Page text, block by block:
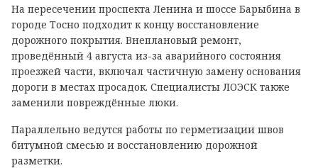
На пересечении проспекта Ленина и шоссе Барыбина в
городе Тосно подходит к концу восстановление
дорожного покрытия. Внеплановый ремонт,
проведённый 4 августа из-за аварийного состояния
проезжей части, включал частичную замену основания
дороги в местах просадок. Специалисты ЛОЭСК также
заменили повреждённые люки.
Параллельно ведутся работы по герметизации швов
битумной смесью и восстановлению дорожной
разметки.